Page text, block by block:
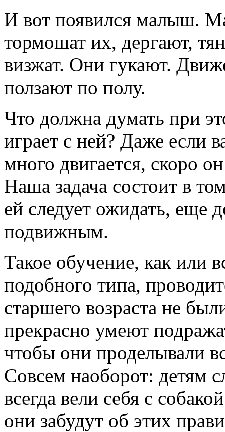
И вот появился малыш.
тормошат их, дергают,
визжат. Они гукают.
ползают по полу.
Что должна думать при
играет с ней? Даже если
много двигается, скоро
Наша задача состоит в
ей следует ожидать, еще
подвижным.
Такое обучение, как или
подобного типа,
старшего возраста не
прекрасно умеют
чтобы они проделывали
Совсем наоборот: детям
всегда вели себя с
они забудут об этих